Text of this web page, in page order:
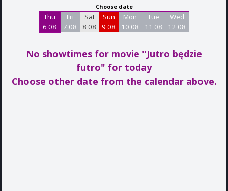
Choose date
Thu
6 08
Fri
7 08
Sat
8 08
Sun
9 08
Mon
10 08
Tue
11 08
Wed
12 08
No showtimes for movie "Jutro będzie
futro" for today
Choose other date from the calendar above.